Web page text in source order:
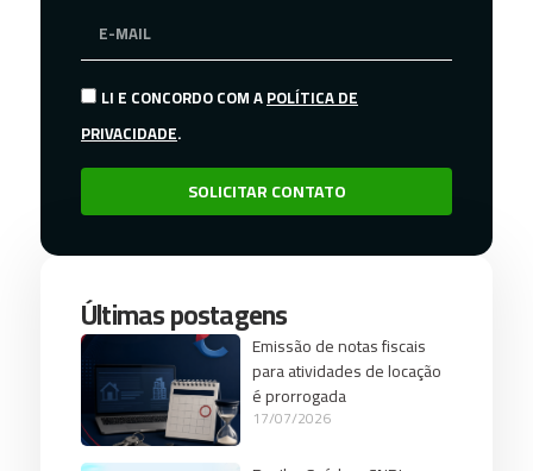
LI E CONCORDO COM APOLÍTICA DE
PRIVACIDADE.
SOLICITAR CONTATO
Últimas postagens
Emissão de notas fiscais
para atividades de locação
é prorrogada
17/07/2026